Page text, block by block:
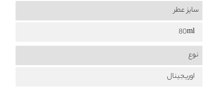
سایز عطر
80ml
نوع
اوریجینال